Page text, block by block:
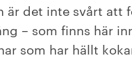
är det inte svårt att
– som finns här
som har hällt